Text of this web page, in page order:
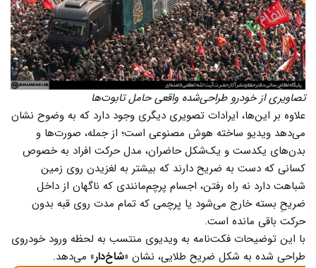
تصاویری از خودرو طراحی‌شده واقعی حامل تابوت‌ها
علاوه بر این‌ها، ایرادات تصویری دیگری وجود دارد که به وضوح نشان
می‌دهد ویدیو ساخته هوش مصنوعی است؛ از جمله، صورت‌ها و
بدن‌های یکدست و یک‌شکل حاضران، مدل حرکت افراد به خصوص
کسانی که دست به ضریح‌ دارند که بیشتر به لغزیدن روی زمین
شباهت دارد نه راه رفتن، اجسام پرچم‌مانندی که ناگهان از داخل
ضریحِ بسته خارج می‌شود یا پرچمی که تمام مدت روی قبه بدون
حرکت باقی مانده است.
با این توضیحات فکت‌نامه به ویدیوی منتسب به لحظه ورود خودروی
طراحی شده به شکل ضریح طلایی، نشان «شاخ‌دار» می‌دهد.